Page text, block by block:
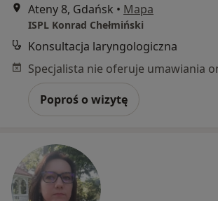
Ateny 8, Gdańsk • Mapa
ISPL Konrad Chełmiński
Konsultacja laryngologiczna
Poproś o wizytę